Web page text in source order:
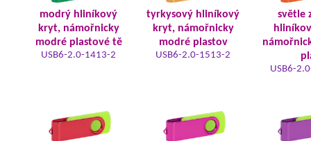
modrý hliníkový
kryt, námořnicky
modré plastové tě
USB6-2.0-1413-2
tyrkysový hliníkový
kryt, námořnicky
modré plastov
USB6-2.0-1513-2
světle
USB6-